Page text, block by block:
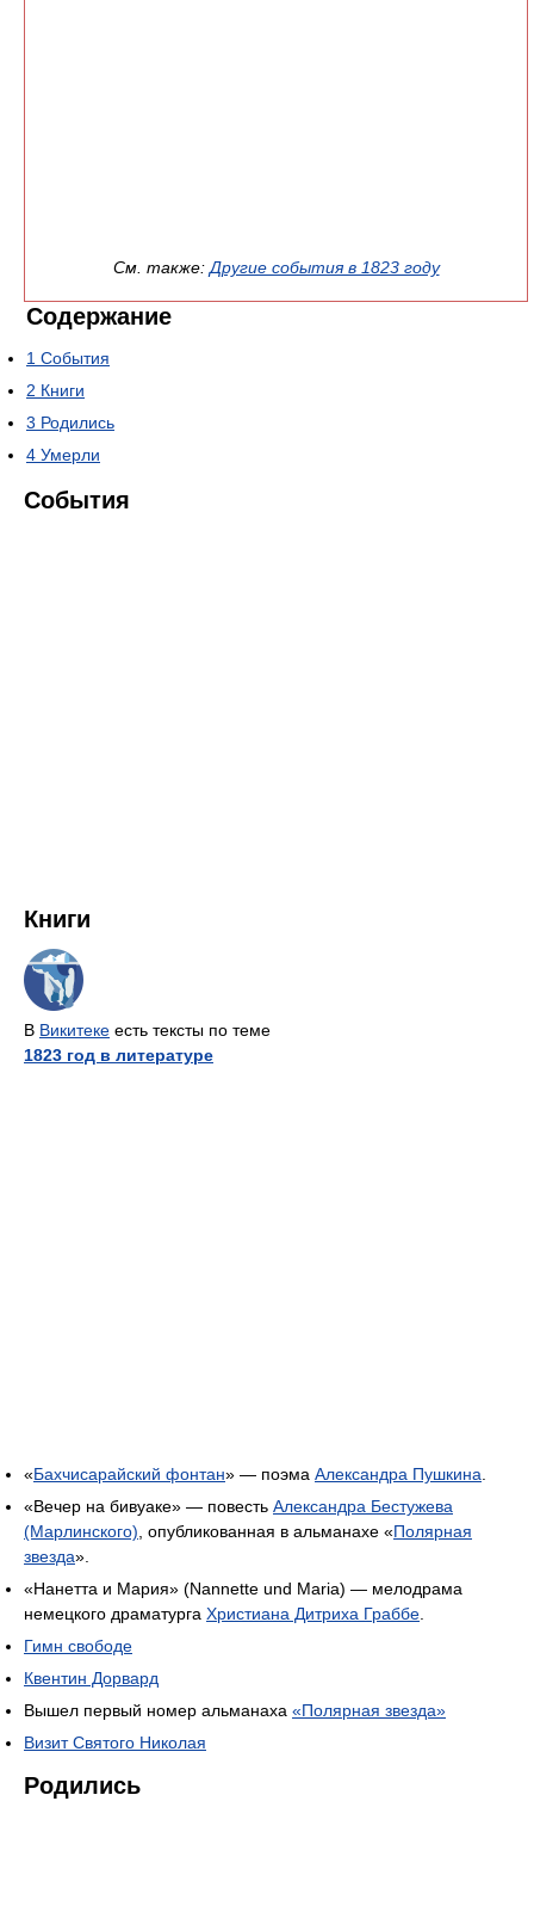
См. также: Другие события в 1823 году
Содержание
1 События
2 Книги
3 Родились
4 Умерли
События
Книги
В Викитеке есть тексты по теме
1823 год в литературе
«Бахчисарайский фонтан» — поэма Александра Пушкина
«Вечер на бивуаке» — повесть Александра Бестужева
(Марлинского) , опубликованная в альманахе «Полярная
звезда».
«Нанетта и Мария» (Nannette und Maria) — мелодрама
немецкого драматурга Христиана Дитриха Граббе
Гимн свободе
Квентин Дорвард
Вышел первый номер альманаха «Полярная звезда»
Визит Святого Николая
Родились